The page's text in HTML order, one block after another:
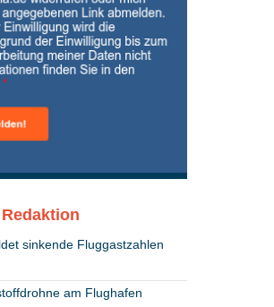
sinkende Fluggastzahlen
am Flughafen